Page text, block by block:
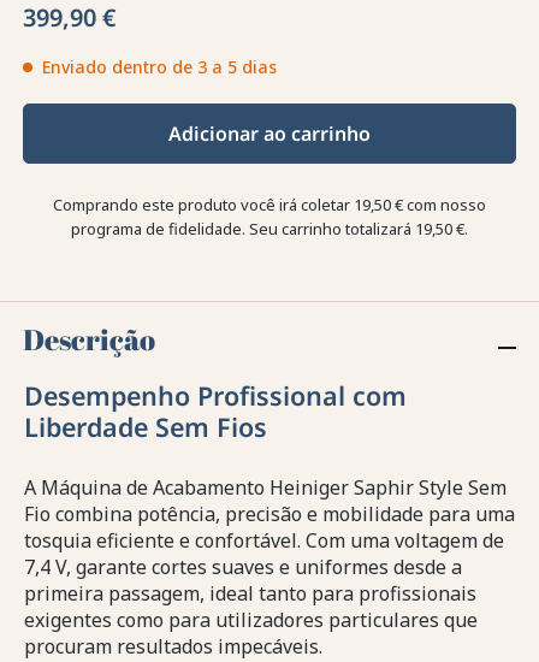
399,90 €
Enviado dentro de 3 a 5 dias
Adicionar ao carrinho
Comprando este produto você irá coletar 19,50 €com nosso
programa de fidelidade. Seu carrinho totalizará 19,50 €.
Descrição
Desempenho Profissional com
Liberdade Sem Fios
A Máquina de Acabamento Heiniger Saphir Style Sem
Fio combina potência, precisão e mobilidade para uma
tosquia eficiente e confortável. Com uma voltagem de
7,4 V, garante cortes suaves e uniformes desde a
primeira passagem, ideal tanto para profissionais
exigentes como para utilizadores particulares que
procuram resultados impecáveis.